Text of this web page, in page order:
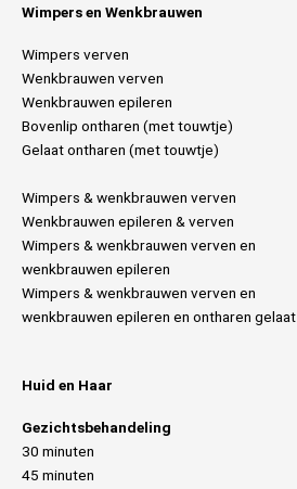
Wimpers en Wenkbrauwen
Wimpers verven
Wenkbrauwen verven
Wenkbrauwen epileren
Bovenlip ontharen (met touwtje)
Gelaat ontharen (met touwtje)
Wimpers & wenkbrauwen verven
Wenkbrauwen epileren & verven
Wimpers & wenkbrauwen verven en
wenkbrauwen epileren
Wimpers & wenkbrauwen verven en
wenkbrauwen epileren en ontharen gelaat
Huid en Haar
Gezichtsbehandeling
30 minuten
45 minuten